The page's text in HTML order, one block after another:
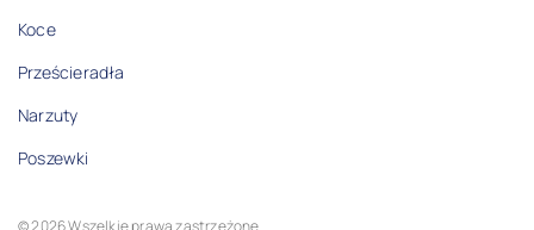
Koce
Prześcieradła
Narzuty
Poszewki